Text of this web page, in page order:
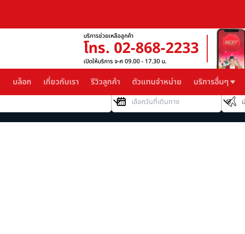
บริการช่วยเหลือลูกค้า
โทร. 02-868-2233
เปิดให้บริการ จ-ศ 09.00 - 17.30 น.
บล็อก เกี่ยวกับเรา รีวิวลูกค้า ตัวแทนจำหน่าย บริการอื่นๆ
วันที่เดินทาง
สายการ